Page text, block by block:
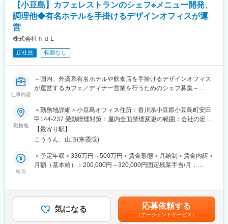
■当社の特徴：
◇多くの企業がガソリンスタンド運営のみ、LPガス販売のみと、
電や、特定規模電気事業者（PPS）への登録など、時代に合わせ
◇エネルギーを取り巻く環境が大きく変化する中、当社はその変
ています。
【小豆島】カフェレストランのシェフ※メニュー開発、
調理他◆有名ホテルを手掛けるデザインオフィスが運
営
株式会社ｈｄＬ
正社員 転勤なし
仕事内容
～国内、外資系有名ホテルや飲食店を手掛けるデザインオフィス
が運営するカフェ／ディナー営業を行うためのシェフ募集～
■募集背景：
現在、ランチおよびカフェ営業のみ行っていますが、ディナー営
業も展開するための増員採用です。
■業務内容：
◇小豆島にある「SEASiON小豆島」にて、調理業務全般をお任せ
します。
◇敷地内に畑もあります。自社栽培の食材活用や地場の飲食メー
カーとの協業でのメニュー開発にも携わっていただける環境で
勤務地
＜勤務地詳細＞小豆島オフィス住所：香川県小豆郡小豆島町安田
甲144-237 受動喫煙対策：屋内全面禁煙変更の範囲：会社の定め
る事業所
【最寄り駅】
こううん、山頂(寒霞渓)
給与
＜予定年収＞336万円～500万円＜賃金形態＞月給制＜賃金内訳＞
月額（基本給）：200,000円～320,000円固定残業手当/月：
賞与：あり※実績に応じて支給賃金はあくまでも目安の金額であ
り、選考を通じて上下する可能性があります。月給(月額)は固定手
当を含めた表記です。
気になる 応募依頼する
（エージェントサービス）